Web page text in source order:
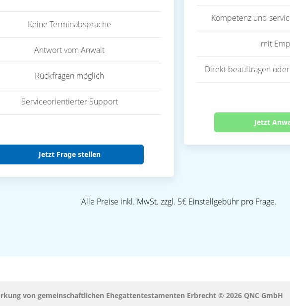
Keine Terminabsprache
Antwort vom Anwalt
Rückfragen möglich
Serviceorientierter Support
Jetzt Frage stellen
Kompetenz und
mit
Direkt beauftragen
Jetzt
Alle Preise inkl. MwSt. zzgl. 5€ Einstellgebühr pro Frage.
von gemeinschaftlichen Ehegattentestamenten Erbrecht © 2026 QNC GmbH